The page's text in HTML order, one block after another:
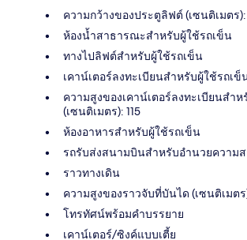
ความกว้างของประตูลิฟต์ (เซนติเมตร
ห้องน้ำสาธารณะสำหรับผู้ใช้รถเข็น
ทางไปลิฟต์สำหรับผู้ใช้รถเข็น
เคาน์เตอร์ลงทะเบียนสำหรับผู้ใช้รถเข็
ความสูงของเคาน์เตอร์ลงทะเบียนสำ
(เซนติเมตร): 115
ห้องอาหารสำหรับผู้ใช้รถเข็น
รถรับส่งสนามบินสำหรับอำนวยความ
ราวทางเดิน
ความสูงของราวจับที่บันได (เซนติเมตร
โทรทัศน์พร้อมคำบรรยาย
เคาน์เตอร์/ซิงค์แบบเตี้ย